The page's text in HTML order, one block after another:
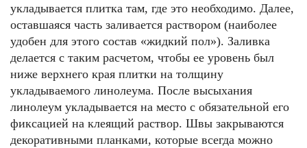
укладывается плитка там, где это необходимо. Далее,
оставшаяся часть заливается раствором (наиболее
удобен для этого состав «жидкий пол»). Заливка
делается с таким расчетом, чтобы ее уровень был
ниже верхнего края плитки на толщину
укладываемого линолеума. После высыхания
линолеум укладывается на место с обязательной его
фиксацией на клеящий раствор. Швы закрываются
декоративными планками, которые всегда можно